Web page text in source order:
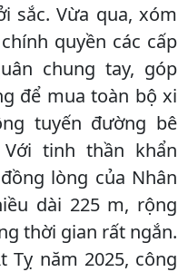
sắc. Vừa qua, xóm
quyền các cấp
chung tay, góp
để mua toàn bộ xi
tuyến đường bê
tinh thần khẩn
lòng của Nhân
dài 225 m, rộng
thời gian rất ngắn.
Tỵ năm 2025, công